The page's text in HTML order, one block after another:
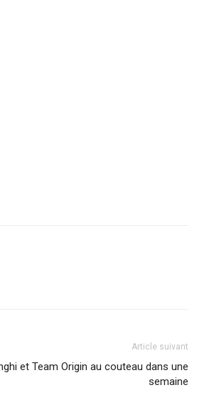
Article suivant
et Team Origin au couteau dans une
semaine